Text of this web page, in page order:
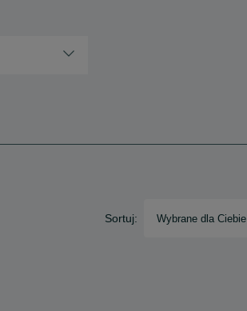
Sortuj: Wybrane dla Ciebie